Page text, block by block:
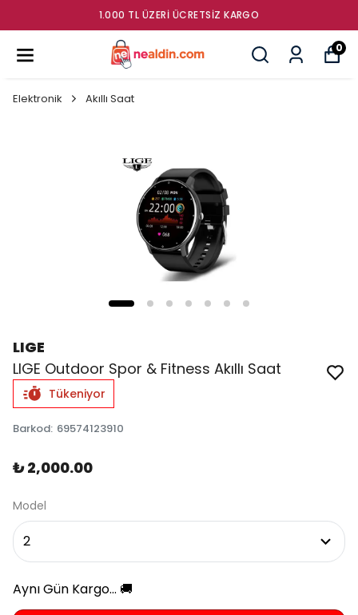
0
Elektronik Akıllı Saat
LIGE
LIGE Outdoor Spor & Fitness Akıllı Saat
Tükeniyor
Barkod: 69574123910
₺ 2,000.00
Model
Aynı Gün Kargo... 🚚